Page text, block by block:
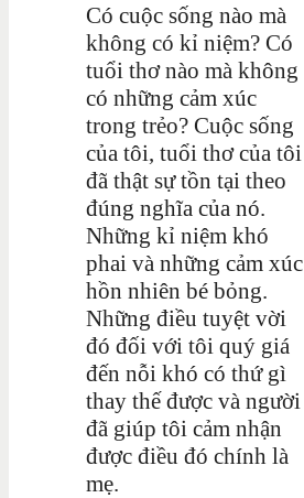
Có cuộc sống nào mà
không có kỉ niệm? Có
tuổi thơ nào mà không
có những cảm xúc
trong trẻo? Cuộc sống
của tôi, tuổi thơ của tôi
đã thật sự tồn tại theo
đúng nghĩa của nó.
Những kỉ niệm khó
phai và những cảm xúc
hồn nhiên bé bỏng.
Những điều tuyệt vời
đó đối với tôi quý giá
đến nỗi khó có thứ gì
thay thế được và người
đã giúp tôi cảm nhận
được điều đó chính là
mẹ.